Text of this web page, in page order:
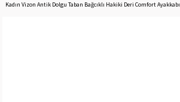
Kadın Vizon Antik Dolgu Taban Bağcıklı Hakiki Deri Comfort Ayakkabı